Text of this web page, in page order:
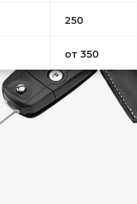
250
от 350